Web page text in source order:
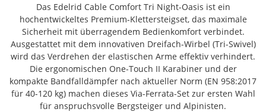
Das Edelrid Cable Comfort Tri Night-Oasis ist ein
hochentwickeltes Premium-Klettersteigset, das maximale
Sicherheit mit überragendem Bedienkomfort verbindet.
Ausgestattet mit dem innovativen Dreifach-Wirbel (Tri-Swivel)
wird das Verdrehen der elastischen Arme effektiv verhindert.
Die ergonomischen One-Touch II Karabiner und der
kompakte Bandfalldämpfer nach aktueller Norm (EN 958:2017
für 40-120 kg) machen dieses Via-Ferrata-Set zur ersten Wahl
für anspruchsvolle Bergsteiger und Alpinisten.